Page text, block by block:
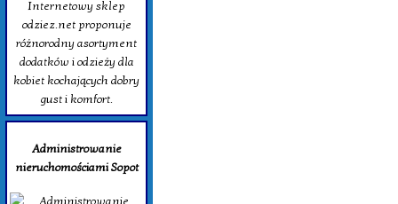
Internetowy sklep
odziez.net proponuje
różnorodny asortyment
dodatków i odzieży dla
kobiet kochających dobry
gust i komfort.
Administrowanie
nieruchomościami Sopot